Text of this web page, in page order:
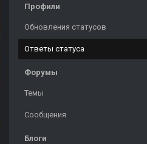
Профили
Обновления статусов
Ответы статуса
Форумы
Темы
Сообщения
Блоги